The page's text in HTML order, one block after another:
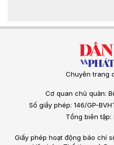
Chuyên trang
Cơ quan chủ quản:
Số giấy phép: 146/GP-
Tổng biên tập:
Giấy phép hoạt động báo chí